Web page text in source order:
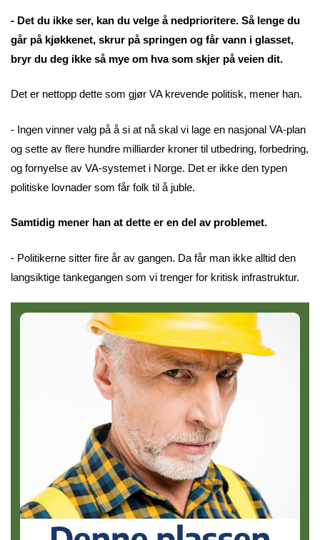
- Det du ikke ser, kan du velge å nedprioritere. Så lenge du
går på kjøkkenet, skrur på springen og får vann i glasset,
bryr du deg ikke så mye om hva som skjer på veien dit.
Det er nettopp dette som gjør VA krevende politisk, mener han.
- Ingen vinner valg på å si at nå skal vi lage en nasjonal VA-plan
og sette av flere hundre milliarder kroner til utbedring, forbedring,
og fornyelse av VA-systemet i Norge. Det er ikke den typen
politiske lovnader som får folk til å juble.
Samtidig mener han at dette er en del av problemet.
- Politikerne sitter fire år av gangen. Da får man ikke alltid den
langsiktige tankegangen som vi trenger for kritisk infrastruktur.